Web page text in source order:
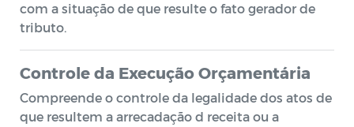
com a situação de que resulte o fato gerador de
tributo.
Controle da Execução Orçamentária
Compreende o controle da legalidade dos atos de
que resultem a arrecadação d receita ou a